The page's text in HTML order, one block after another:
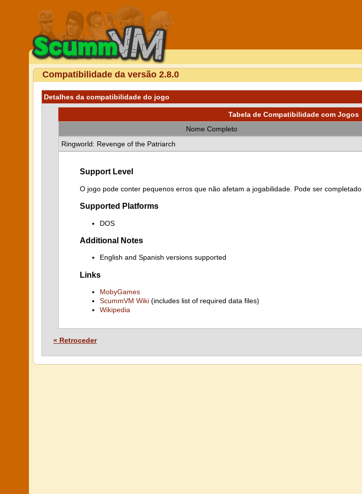
Compatibilidade da versão 2.8.0
Detalhes da compatibilidade do jogo
Tabela de Compatibilidade com Jogos
Nome Completo
Ringworld: Revenge of the Patriarch
Support Level
O jogo pode conter pequenos erros que não afetam a jogabilidade. Pode ser completado.
Supported Platforms
DOS
Additional Notes
English and Spanish versions supported
Links
MobyGames
ScummVM Wiki (includes list of required data files)
Wikipedia
« Retroceder